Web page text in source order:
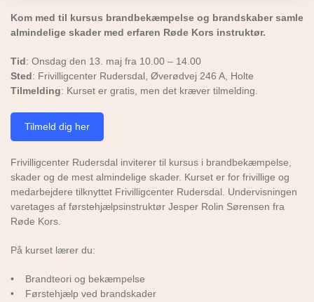
Kom med til kursus brandbekæmpelse og brandskaber samle
almindelige skader med erfaren Røde Kors instruktør.
Tid: Onsdag den 13. maj fra 10.00 – 14.00
Sted: Frivilligcenter Rudersdal, Øverødvej 246 A, Holte
Tilmelding: Kurset er gratis, men det kræver tilmelding.
Tilmeld dig her
Frivilligcenter Rudersdal inviterer til kursus i brandbekæmpelse,
skader og de mest almindelige skader. Kurset er for frivillige og
medarbejdere tilknyttet Frivilligcenter Rudersdal. Undervisningen
varetages af førstehjælpsinstruktør Jesper Rolin Sørensen fra
Røde Kors.
På kurset lærer du:
• Brandteori og bekæmpelse
• Førstehjælp ved brandskader